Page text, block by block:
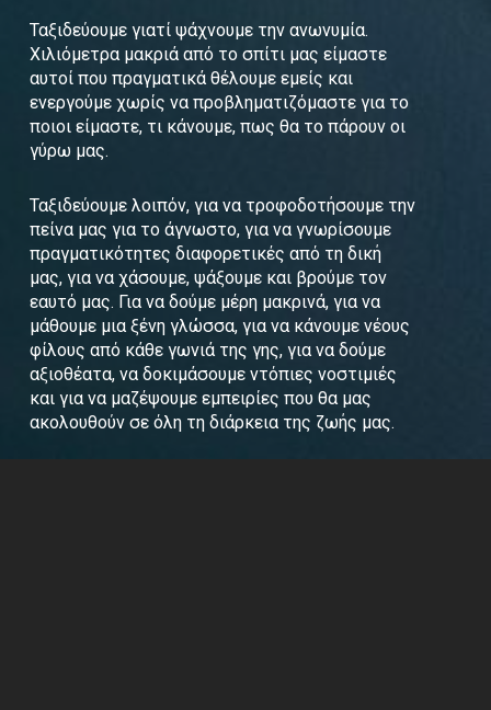
Ταξιδεύουμε γιατί ψάχνουμε την ανωνυμία.
Χιλιόμετρα μακριά από το σπίτι μας είμαστε
αυτοί που πραγματικά θέλουμε εμείς και
ενεργούμε χωρίς να προβληματιζόμαστε για το
ποιοι είμαστε, τι κάνουμε, πως θα το πάρουν οι
γύρω μας.
Ταξιδεύουμε λοιπόν, για να τροφοδοτήσουμε την
πείνα μας για το άγνωστο, για να γνωρίσουμε
πραγματικότητες διαφορετικές από τη δική
μας, για να χάσουμε, ψάξουμε και βρούμε τον
εαυτό μας. Για να δούμε μέρη μακρινά, για να
μάθουμε μια ξένη γλώσσα, για να κάνουμε νέους
φίλους από κάθε γωνιά της γης, για να δούμε
αξιοθέατα, να δοκιμάσουμε ντόπιες νοστιμιές
και για να μαζέψουμε εμπειρίες που θα μας
ακολουθούν σε όλη τη διάρκεια της ζωής μας.